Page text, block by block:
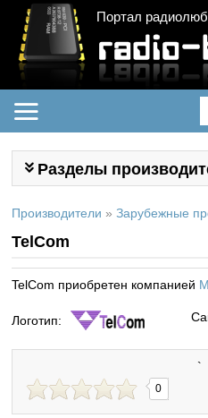
Портал
Разделы
Производители » Зарубежные
TelCom
TelCom приобретен компанией
Логотип:
`
0